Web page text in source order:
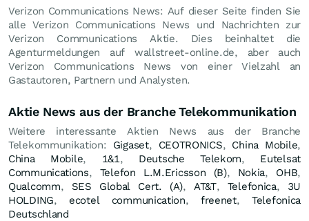
Verizon Communications News: Auf dieser Seite finden Sie
alle Verizon Communications News und Nachrichten zur
Verizon Communications Aktie. Dies beinhaltet die
Agenturmeldungen auf wallstreet-online.de, aber auch
Verizon Communications News von einer Vielzahl an
Gastautoren, Partnern und Analysten.
Aktie News aus der Branche Telekommunikation
Weitere interessante Aktien News aus der Branche
Telekommunikation: Gigaset, CEOTRONICS, China Mobile,
China Mobile, 1&1 , Deutsche Telekom, Eutelsat
Communications, Telefon L.M.Ericsson (B), Nokia, OHB,
Qualcomm, SES Global Cert. (A), AT&T, Telefonica, 3U
HOLDING,ecotel communication, freenet,Telefonica
Deutschland